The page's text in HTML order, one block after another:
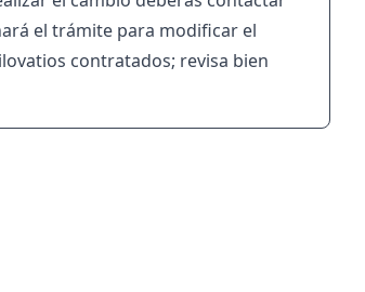
el trámite para modificar el
contratados; revisa bien